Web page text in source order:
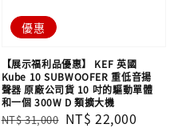
優惠
【展示福利品優惠】 KEF 英國
Kube 10 SUBWOOFER 重低音揚
聲器 原廠公司貨 10 吋的驅動單體
和一個 300W D 類擴大機
Regular
NT$ 31,000 Sale
NT$ 22,000